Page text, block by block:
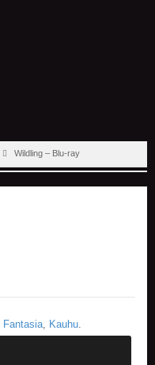
Wildling – Blu-ray
Fantasia, Kauhu.